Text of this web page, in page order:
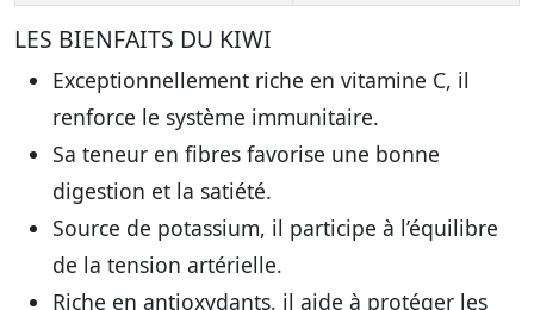
LES BIENFAITS DU KIWI
Exceptionnellement riche en vitamine C, il
renforce le système immunitaire.
Sa teneur en fibres favorise une bonne
digestion et la satiété.
Source de potassium, il participe à l’équilibre
de la tension artérielle.
Riche en antioxydants, il aide à protéger les